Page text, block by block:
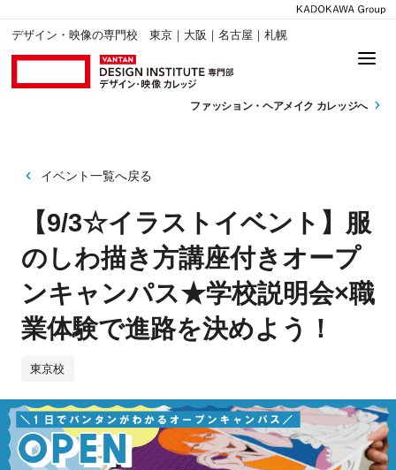
デザイン・映像の専門校 東京｜大阪｜名古屋｜札幌
ファッション・ ヘアメイク カレッジへ
イベント一覧へ戻る
【9/3☆イラストイベント】服
のしわ描き方講座付きオープ
ンキャンパス★学校説明会×職
業体験で進路を決めよう！
東京校